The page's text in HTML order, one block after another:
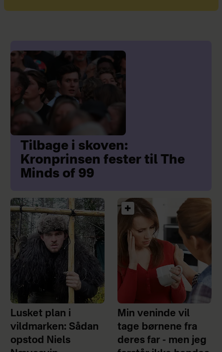
Tilbage i skoven:
Kronprinsen fester til The
Minds of 99
Lusket plan i
vildmarken: Sådan
opstod Niels
Min veninde vil
tage børnene fra
deres far - men jeg